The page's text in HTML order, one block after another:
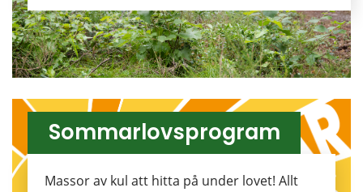
Sommarlovsprogram
Massor av kul att hitta på under lovet! Allt